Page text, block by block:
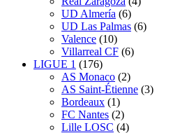
UD Almería (6)
UD Las Palmas (6)
Valence (10)
Villarreal CF (6)
LIGUE 1 (176)
AS Monaco (2)
AS Saint-Étienne (3)
Bordeaux (1)
FC Nantes (2)
Lille LOSC (4)